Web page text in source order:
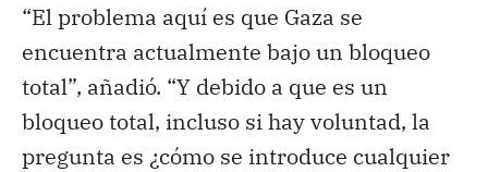
“El problema aquí es que Gaza se
encuentra actualmente bajo un bloqueo
total”, añadió. “Y debido a que es un
bloqueo total, incluso si hay voluntad, la
pregunta es ¿cómo se introduce cualquier